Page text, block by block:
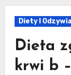
Diety I
Dieta
krwi b